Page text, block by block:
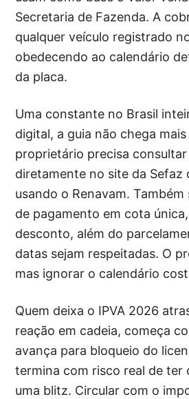
Secretaria de Fazenda. A
qualquer veículo registrado
obedecendo ao calendário
da placa.
Uma constante no Brasil
digital, a guia não chega
proprietário precisa
diretamente no site da Sefaz
usando o Renavam.
de pagamento em cota
desconto, além do
datas sejam respeitadas. O
mas ignorar o calendário
Quem deixa o IPVA 2026
reação em cadeia, começa
avança para bloqueio do
termina com risco real de ter
uma blitz. Circular com o